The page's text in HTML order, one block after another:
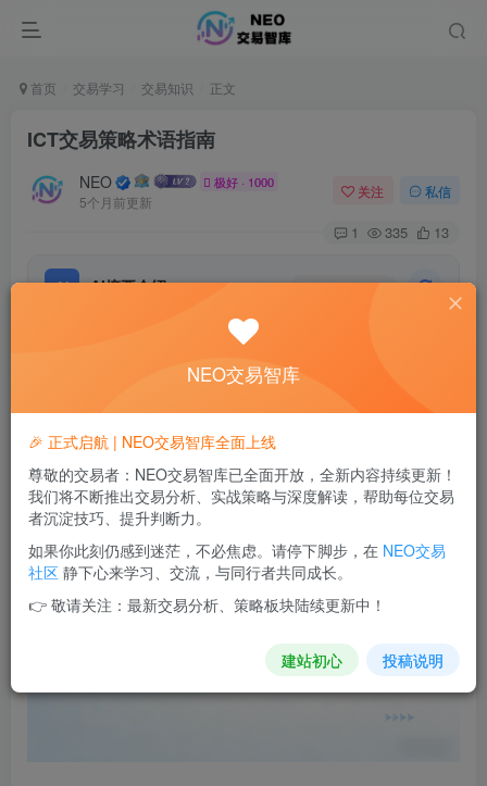
首页 交易学习 交易知识 正文
ICT交易策略术语指南
NEO 极好 · 1000
5个月前更新
关注 私信
1 335 13
AI AI摘要介绍 DeepSeek-Chat
该指南汇总了ICT交易策略中的关键术语及其英文缩写、全称和
中文翻译，旨在帮助初学者理解图表分析中常见的简写。内容涵
生成于 2026-04-12 14:54
由 DeepSeek AI 生成
NEO交易智库
🎉 正式启航 | NEO交易智库全面上线
尊敬的交易者：NEO交易智库已全面开放，全新内容持续更新！
我们将不断推出交易分析、实战策略与深度解读，帮助每位交易
者沉淀技巧、提升判断力。
如果你此刻仍感到迷茫，不必焦虑。请停下脚步，在 NEO交易
社区 静下心来学习、交流，与同行者共同成长。
👉 敬请关注：最新交易分析、策略板块陆续更新中！
建站初心 投稿说明